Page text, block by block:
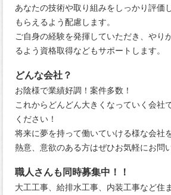
あなたの技術や取り組みをしっかり評価
もらえるよう配慮します。
ご自身の経験を発揮していただき、やり
るよう資格取得などもサポートします。
どんな会社？
お陰様で業績好調！案件多数！
これからどんどん大きくなっていく会社
ください！
将来に夢を持って働いていける様な会社
熱意、意欲のある方はぜひお気軽にお問
職人さんも同時募集中！！
大工工事、給排水工事、内装工事など住